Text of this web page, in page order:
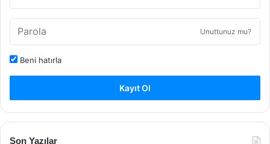
Unuttunuz mu?
Beni hatırla
Kayıt Ol
Son Yazılar